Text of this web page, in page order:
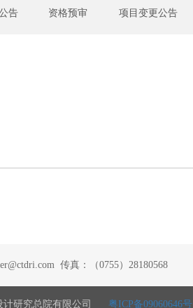
告 资格预审 项目变更公告
传真：（0755）28180568
计研究总院有限公司 粤ICP备09060646号